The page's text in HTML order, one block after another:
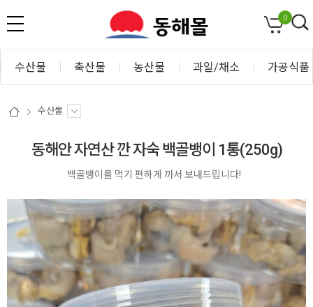
0
수산물 축산물 농산물 과일/채소 가공식품
수산물
동해안 자연산 깐 자숙 백골뱅이 1통(250g)
백골뱅이를 먹기 편하게 까서 보내드립니다!